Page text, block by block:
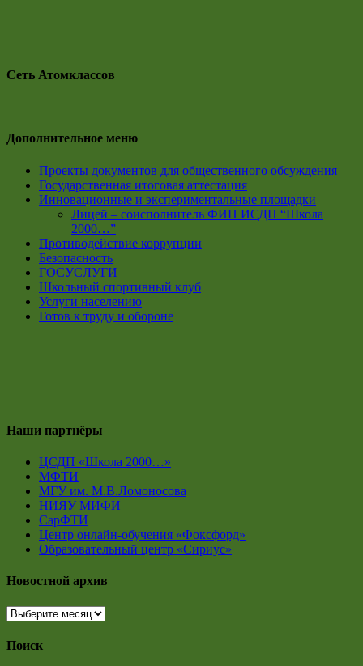
Сеть Атомклассов
Дополнительное меню
Проекты документов для общественного обсуждения
Государственная итоговая аттестация
Инновационные и экспериментальные площадки
Лицей – соисполнитель ФИП ИСДП “Школа
2000…”
Противодействие коррупции
Безопасность
ГОСУСЛУГИ
Школьный спортивный клуб
Услуги населению
Готов к труду и обороне
Наши партнёры
ЦСДП «Школа 2000…»
МФТИ
МГУ им. М.В.Ломоносова
НИЯУ МИФИ
СарФТИ
Центр онлайн-обучения «Фоксфорд»
Образовательный центр «Сириус»
Новостной архив
Новостной
Поиск